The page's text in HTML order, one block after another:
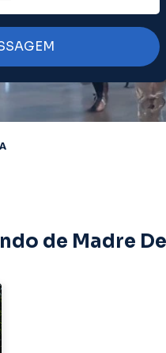
de Madre